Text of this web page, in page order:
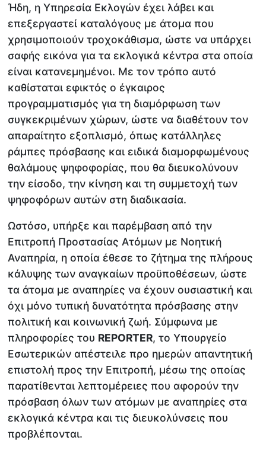
Ήδη, η Υπηρεσία Εκλογών έχει λάβει και
επεξεργαστεί καταλόγους με άτομα που
χρησιμοποιούν τροχοκάθισμα, ώστε να υπάρχει
σαφής εικόνα για τα εκλογικά κέντρα στα οποία
είναι κατανεμημένοι. Με τον τρόπο αυτό
καθίσταται εφικτός ο έγκαιρος
προγραμματισμός για τη διαμόρφωση των
συγκεκριμένων χώρων, ώστε να διαθέτουν τον
απαραίτητο εξοπλισμό, όπως κατάλληλες
ράμπες πρόσβασης και ειδικά διαμορφωμένους
θαλάμους ψηφοφορίας, που θα διευκολύνουν
την είσοδο, την κίνηση και τη συμμετοχή των
ψηφοφόρων αυτών στη διαδικασία.
Ωστόσο, υπήρξε και παρέμβαση από την
Επιτροπή Προστασίας Ατόμων με Νοητική
Αναπηρία, η οποία έθεσε το ζήτημα της πλήρους
κάλυψης των αναγκαίων προϋποθέσεων, ώστε
τα άτομα με αναπηρίες να έχουν ουσιαστική και
όχι μόνο τυπική δυνατότητα πρόσβασης στην
πολιτική και κοινωνική ζωή. Σύμφωνα με
πληροφορίες του REPORTER, το Υπουργείο
Εσωτερικών απέστειλε προ ημερών απαντητική
επιστολή προς την Επιτροπή, μέσω της οποίας
παρατίθενται λεπτομέρειες που αφορούν την
πρόσβαση όλων των ατόμων με αναπηρίες στα
εκλογικά κέντρα και τις διευκολύνσεις που
προβλέπονται.